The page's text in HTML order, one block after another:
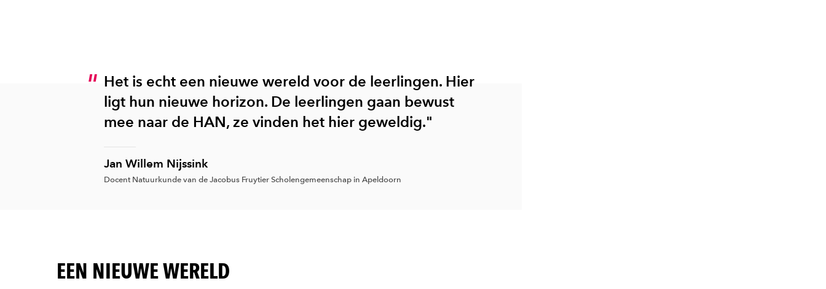
Het is echt een nieuwe wereld voor de leerlingen. Hier
ligt hun nieuwe horizon. De leerlingen gaan bewust
mee naar de HAN, ze vinden het hier geweldig."
Jan Willem Nijssink
Docent Natuurkunde van de Jacobus Fruytier Scholengemeenschap in Apeldoorn
EEN NIEUWE WERELD